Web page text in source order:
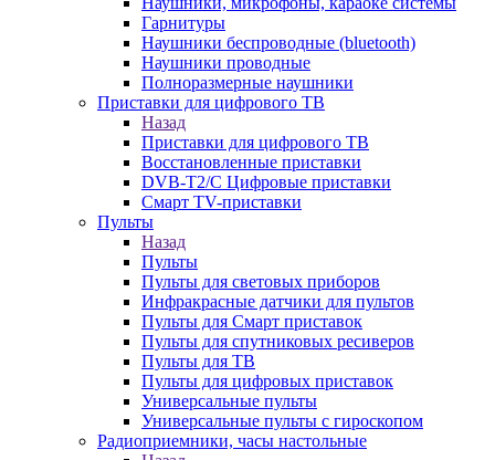
Гарнитуры
Наушники беспроводные (bluetooth)
Наушники проводные
Полноразмерные наушники
Приставки для цифрового ТВ
Назад
Приставки для цифрового ТВ
Восстановленные приставки
DVB-T2/C Цифровые приставки
Смарт ТV-приставки
Пульты
Назад
Пульты
Пульты для световых приборов
Инфракрасные датчики для пультов
Пульты для Смарт приставок
Пульты для спутниковых ресиверов
Пульты для ТВ
Пульты для цифровых приставок
Универсальные пульты
Универсальные пульты с гироскопом
Радиоприемники, часы настольные